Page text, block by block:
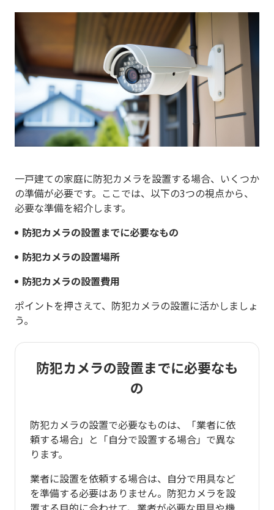
一戸建ての家庭に防犯カメラを設置する場合、いくつか
の準備が必要です。ここでは、以下の3つの視点から、
必要な準備を紹介します。
防犯カメラの設置までに必要なもの
防犯カメラの設置場所
防犯カメラの設置費用
ポイントを押さえて、防犯カメラの設置に活かしましょ
う。
防犯カメラの設置までに必要なも
の
防犯カメラの設置で必要なものは、「業者に依
頼する場合」と「自分で設置する場合」で異な
ります。
業者に設置を依頼する場合は、自分で用具など
を準備する必要はありません。防犯カメラを設